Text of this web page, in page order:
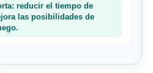
reducir el tiempo de
las posibilidades de